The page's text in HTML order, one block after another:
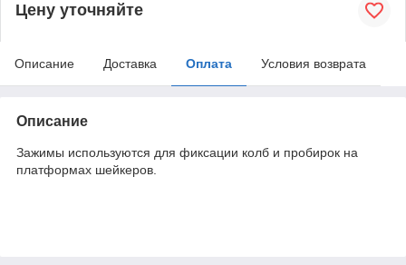
Цену уточняйте
Описание Доставка Оплата Условия возврата
Описание
Зажимы используются для фиксации колб и пробирок на
платформах шейкеров.